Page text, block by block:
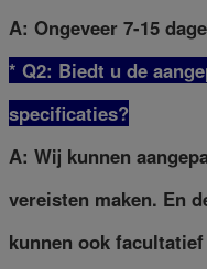
A: Ongeveer 7-15
* Q2: Biedt u de
specificaties?
A: Wij kunnen
vereisten maken. En
kunnen ook